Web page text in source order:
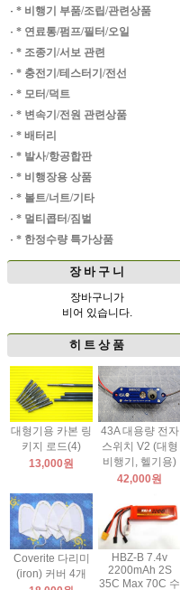
· * 비행기 부품/조립/관련상품
· * 연료통/펌프/필터/오일
· * 조종기/서보 관련
· * 충전기/테스터기/전선
· * 모터/덕트
· * 변속기/전원 관련상품
· * 배터리
· * 발사/항공합판
· * 비행장용 상품
· * 볼트/너트/기타
· * 멀티콥터/짐벌
· * 한정수량 특가상품
장 바 구 니
장바구니가
비어 있습니다.
히 트 상 품
대형기용 카본 링
키지 로드(4)
13,000원
43A 대용량 전자
스위치 V2 (대형
비행기, 헬기용)
42,000원
Coverite 다리미
(iron) 커버 4개
HBZ-B 7.4v
2200mAh 2S
35C Max 70C 수